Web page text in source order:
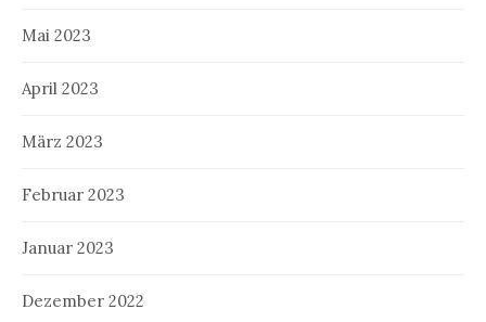
Mai 2023
April 2023
März 2023
Februar 2023
Januar 2023
Dezember 2022